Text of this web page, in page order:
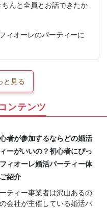
んと全員とお話できたか
ィオーレのパーティーに
と見る
ンテンツ
者が参加するならどの婚活
ーがいいの？初心者にぴっ
ィオーレ婚活パーティー体
紹介
ティー事業者は沢山あるの
会社が主催している婚活パ